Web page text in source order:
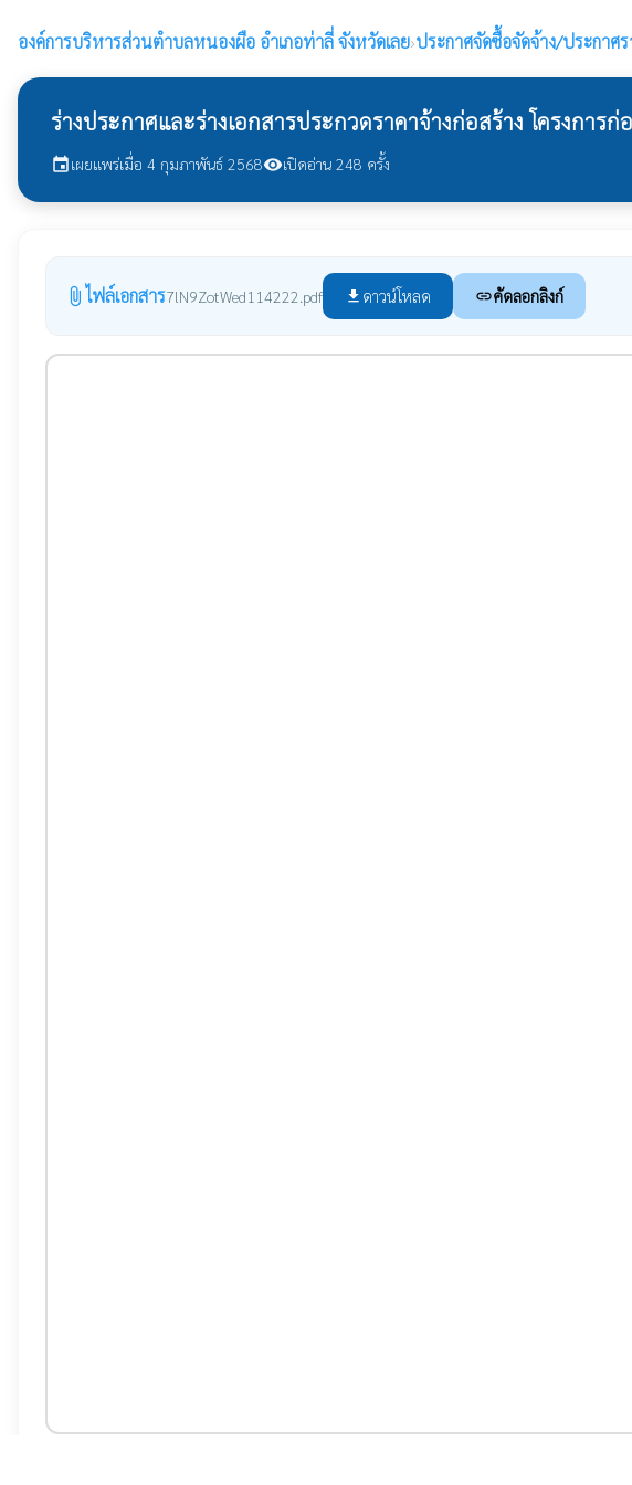
องค์การบริหารส่วนตำบลหนองผือ อำเภอท่าลี่ จังหวัดเลย›ประกาศจัดซื้อจัดจ้าง/ประกาศ
ร่างประกาศและร่างเอกสารประกวดราคาจ้างก่อสร้าง โครงกา
eventเผยแพร่เมื่อ 4 กุมภาพันธ์ 2568visibilityเปิดอ่าน 248 ครั้ง
attach_file ไฟล์เอกสาร7lN9ZotWed114222.pdf file_download ดาวน์โหลด linkคัดลอกลิงก์